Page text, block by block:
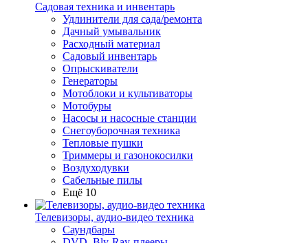
Садовая техника и инвентарь
Удлинители для сада/ремонта
Дачный умывальник
Расходный материал
Садовый инвентарь
Опрыскиватели
Генераторы
Мотоблоки и культиваторы
Мотобуры
Насосы и насосные станции
Снегоуборочная техника
Тепловые пушки
Триммеры и газонокосилки
Воздуходувки
Сабельные пилы
Ещё 10
Телевизоры, аудио-видео техника
Саундбары